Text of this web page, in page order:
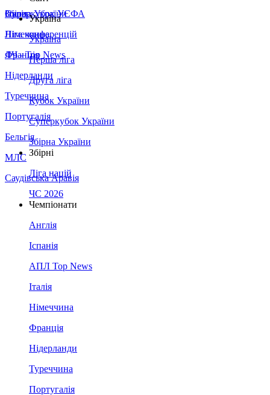
Збірна України
Італія
Німеччина
Франція
Нідерланди
Туреччина
Португалія
Бельгія
МЛС
Саудівська Аравія
Суперкубок УЄФА
Ліга конференцій
ЛЧ - Top News
Україна
Україна
Перша ліга
Друга ліга
Кубок України
Суперкубок України
Збірна України
Збірні
Ліга націй
ЧС 2026
Чемпіонати
Англія
Іспанія
АПЛ Top News
Італія
Німеччина
Франція
Нідерланди
Туреччина
Португалія